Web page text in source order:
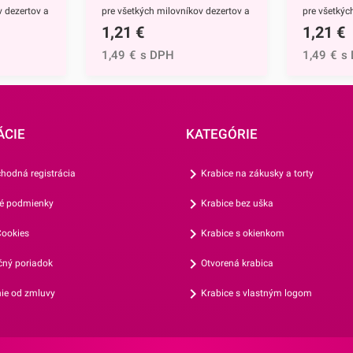
dezertov a
podnos je
povrchu
s
aj
pre všetkých milovníkov dezertov a
pečenia. Tento štvorcový podnos je
vyrobený z kvalitného materiálu,
tort či koláčov.Tortový podnos
vlnitej lepenky zdobí na povrchu
použiť pri priamom kontakte s
potravinami. Fólia zabezpečí aj
nemusíte obávať, že sa lepenka
rozmočí.Ak ste vášnivým
1,21 €
1,49 € s DPH
pre
pečenia.
vyrobený z
vlnitej
lesklá
1,21 €
1,49 € s
registrácia
podmienky
poriadok
od zmluvy
KATEGÓRIE
Krabice na zákusky a torty
Krabice bez uška
Krabice s okienkom
Otvorená krabica
Krabice s vlastným logom